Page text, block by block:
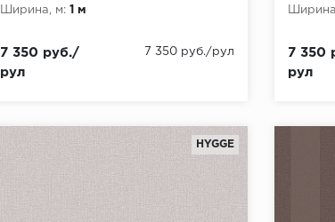
Ширина, м: 1 м
7 350 руб./
рул
7 350 руб./рул
7 350
рул
HYGGE